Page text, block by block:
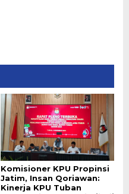
Komisioner KPU Propinsi
Jatim, Insan Qoriawan:
Kinerja KPU Tuban